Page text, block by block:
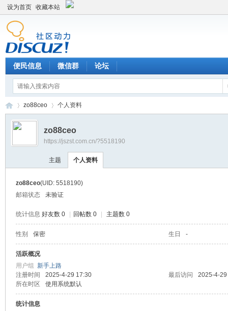
设为首页 收藏本站
便民信息 微信群 论坛
›
zo88ceo 个人资料
zo88ceo
https://jszst.com.cn/?5518190
主题 个人资料
zo88ceo(UID: 5518190)
邮箱状态
未验证
统计信息 好友数 0 回帖数 0 主题数 0
性别 保密 生日 -
活跃概况
用户组 新手上路
注册时间
2025-4-29 17:30 最后访问
2025-4-
所在时区
使用系统默认
统计信息